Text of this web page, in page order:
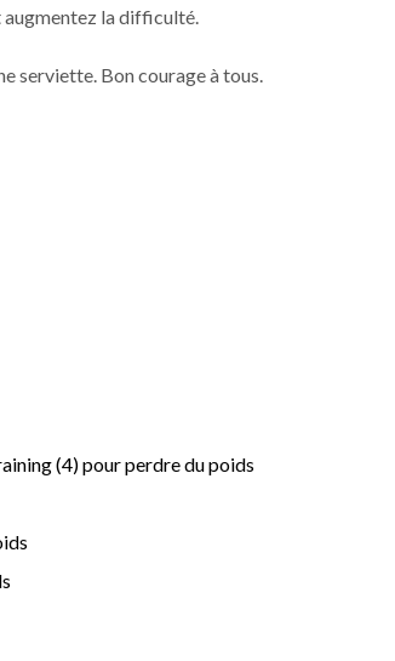
la difficulté.
serviette. Bon courage à tous.
(4) pour perdre du poids